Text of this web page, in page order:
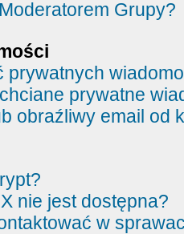
Grupy?
prywatnych
prywatne
obraźliwy email od
nie jest dostępna?
w